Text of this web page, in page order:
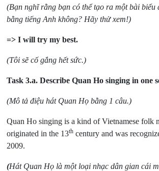
(Bạn nghĩ rằng bạn có thể tạo ra một bài biểu
bằng tiếng Anh không? Hãy thử xem!)
=> I will try my best.
(Tôi sẽ cố gắng hết sức.)
Task 3.a. Describe Quan Ho singing in one
(Mô tả điệu hát Quan Họ bằng 1 câu.)
Quan Ho singing is a kind of Vietnamese folk
originated in the 13th century and was
2009.
(Hát Quan Họ là một loại nhạc dân gian cái